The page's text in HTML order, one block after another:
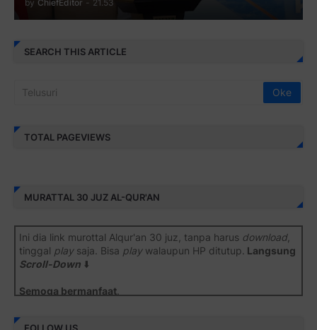
by ChiefEditor - 21.53
SEARCH THIS ARTICLE
TOTAL PAGEVIEWS
MURATTAL 30 JUZ AL-QUR'AN
Ini dia link murottal Alqur'an 30 juz, tanpa harus download,
tinggal playsaja. Bisa playwalaupun HP ditutup. Langsung
Scroll-Down ⬇️
Semoga bermanfaat
Juz 1 ⇨